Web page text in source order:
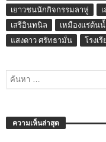
เยาวชนนักกิจกรรมลาหู่
เสรีอินทนิล
เหมืองแร่ต้น
แสงดาว ศรัทธามั่น
โรงเ
ความเห็นล่าสุด